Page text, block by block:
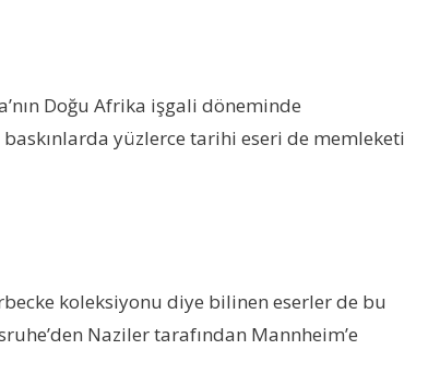
Doğu Afrika işgali döneminde
baskınlarda yüzlerce tarihi eseri de memleketi
koleksiyonu diye bilinen eserler de bu
Naziler tarafından Mannheim’e